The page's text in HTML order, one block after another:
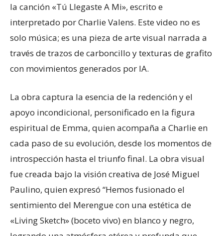
la canción «Tú Llegaste A Mi», escrito e
interpretado por Charlie Valens. Este video no es
solo música; es una pieza de arte visual narrada a
través de trazos de carboncillo y texturas de grafito
con movimientos generados por IA.
La obra captura la esencia de la redención y el
apoyo incondicional, personificado en la figura
espiritual de Emma, quien acompaña a Charlie en
cada paso de su evolución, desde los momentos de
introspección hasta el triunfo final. La obra visual
fue creada bajo la visión creativa de José Miguel
Paulino, quien expresó “Hemos fusionado el
sentimiento del Merengue con una estética de
«Living Sketch» (boceto vivo) en blanco y negro,